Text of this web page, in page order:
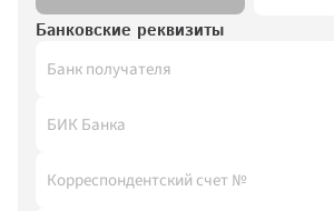
Отправить
Заполняя и отправляя форму,
конфиденциальности
программе перейдите в
mosokna.ru/partneram
Банковские реквизиты